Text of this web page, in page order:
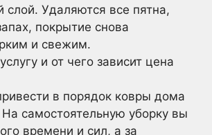
Удаляются все пятна,
покрытие снова
и свежим.
и от чего зависит цена
в порядок ковры дома
самостоятельную уборку вы
времени и сил, а за